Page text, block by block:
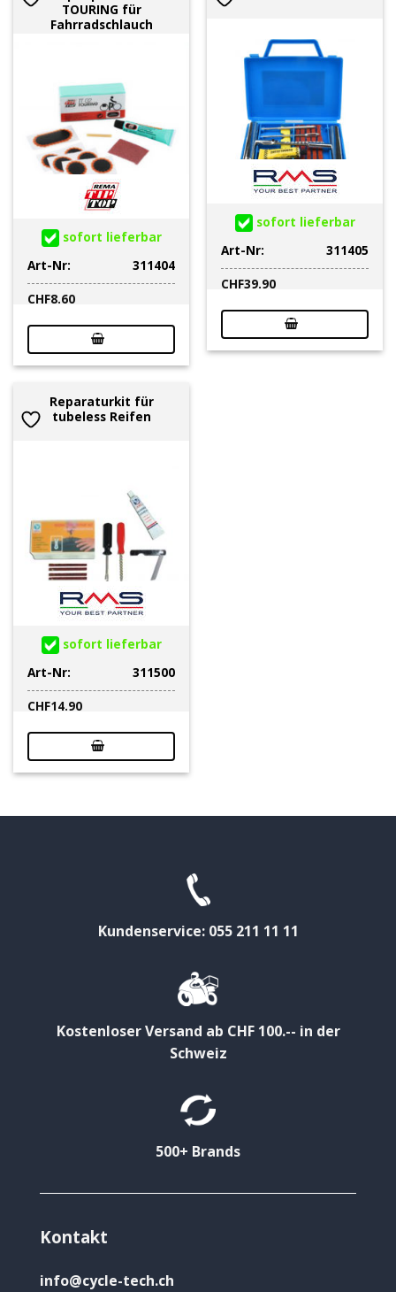
TOURING für
Fahrradschlauch
sofort lieferbar
Art-Nr:
311404
CHF8.60
sofort lieferbar
Art-Nr:
311405
CHF39.90
Reparaturkit für
tubeless Reifen
sofort lieferbar
Art-Nr:
311500
CHF14.90
Kundenservice: 055 211 11 11
Kostenloser Versand ab CHF 100.-- in der
Schweiz
500+ Brands
Kontakt
info@cycle-tech.ch